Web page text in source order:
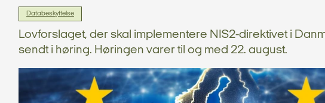
Databeskyttelse
Lovforslaget, der skal implementere NIS2-direktivet i
sendt i høring. Høringen varer til og med 22. august.